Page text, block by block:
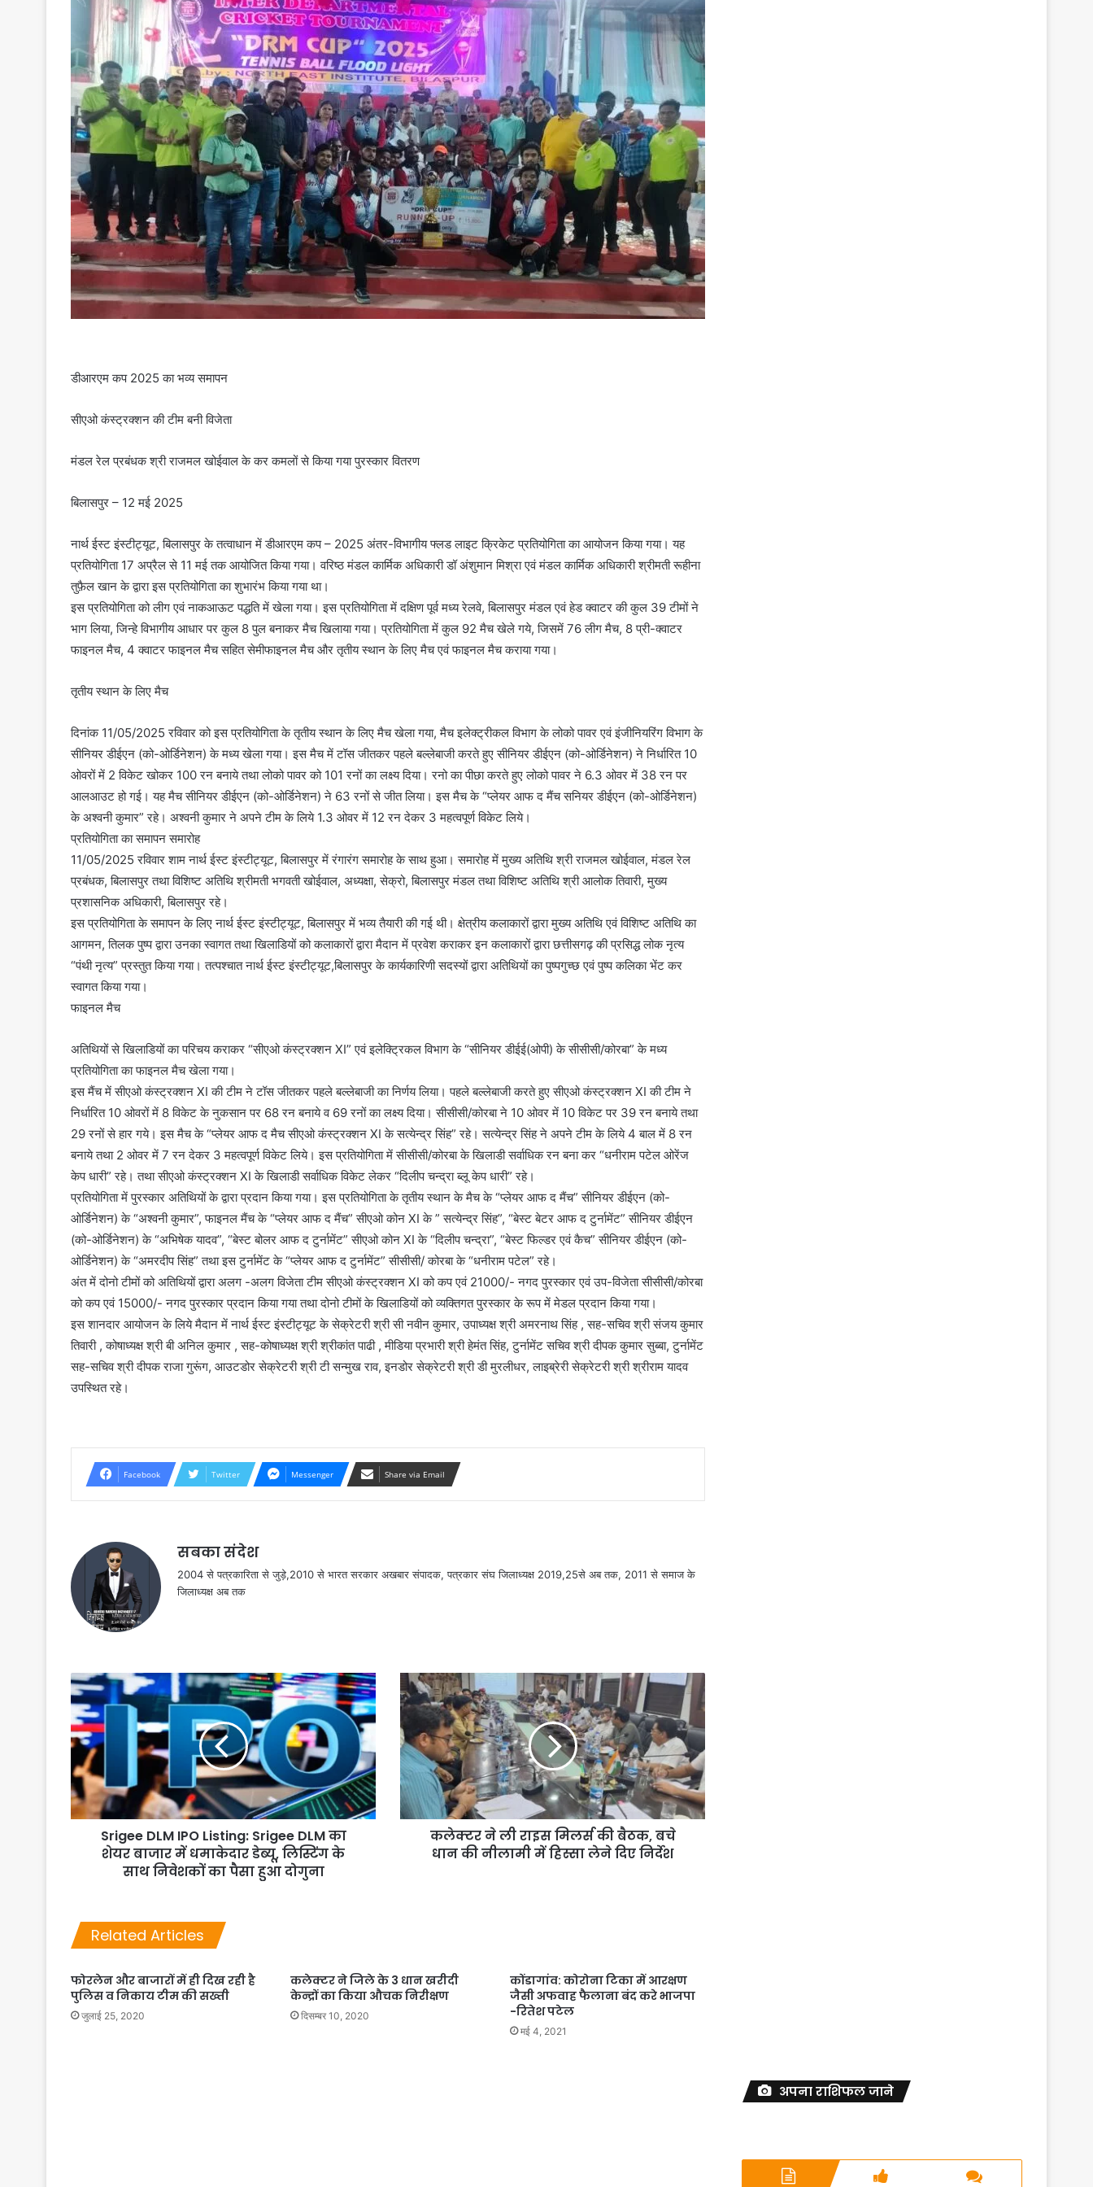
डीआरएम कप 2025 का भव्य समापन
सीएओ कंस्ट्रक्शन की टीम बनी विजेता
मंडल रेल प्रबंधक श्री राजमल खोईवाल के कर कमलों से किया गया पुरस्कार वितरण
बिलासपुर – 12 मई 2025
नार्थ ईस्ट इंस्टीट्यूट, बिलासपुर के तत्वाधान में डीआरएम कप – 2025 अंतर-विभागीय फ्लड लाइट क्रिकेट प्रतियोगिता का आयोजन किया गया। यह
प्रतियोगिता 17 अप्रैल से 11 मई तक आयोजित किया गया। वरिष्ठ मंडल कार्मिक अधिकारी डॉ अंशुमान मिश्रा एवं मंडल कार्मिक अधिकारी श्रीमती रूहीना
तुफ़ैल खान के द्वारा इस प्रतियोगिता का शुभारंभ किया गया था।
इस प्रतियोगिता को लीग एवं नाकआऊट पद्धति में खेला गया। इस प्रतियोगिता में दक्षिण पूर्व मध्य रेलवे, बिलासपुर मंडल एवं हेड क्वाटर की कुल 39 टीमों ने
भाग लिया, जिन्हे विभागीय आधार पर कुल 8 पुल बनाकर मैच खिलाया गया। प्रतियोगिता में कुल 92 मैच खेले गये, जिसमें 76 लीग मैच, 8 प्री-क्वाटर
फाइनल मैच, 4 क्वाटर फाइनल मैच सहित सेमीफाइनल मैच और तृतीय स्थान के लिए मैच एवं फाइनल मैच कराया गया।
तृतीय स्थान के लिए मैच
दिनांक 11/05/2025 रविवार को इस प्रतियोगिता के तृतीय स्थान के लिए मैच खेला गया, मैच इलेक्ट्रीकल विभाग के लोको पावर एवं इंजीनियरिंग विभाग के
सीनियर डीईएन (को-ओर्डिनेशन) के मध्य खेला गया। इस मैच में टॉस जीतकर पहले बल्लेबाजी करते हुए सीनियर डीईएन (को-ओर्डिनेशन) ने निर्धारित 10
ओवरों में 2 विकेट खोकर 100 रन बनाये तथा लोको पावर को 101 रनों का लक्ष्य दिया। रनो का पीछा करते हुए लोको पावर ने 6.3 ओवर में 38 रन पर
आलआउट हो गई। यह मैच सीनियर डीईएन (को-ओर्डिनेशन) ने 63 रनों से जीत लिया। इस मैच के “प्लेयर आफ द मैंच सनियर डीईएन (को-ओर्डिनेशन)
के अश्वनी कुमार” रहे। अश्वनी कुमार ने अपने टीम के लिये 1.3 ओवर में 12 रन देकर 3 महत्वपूर्ण विकेट लिये।
प्रतियोगिता का समापन समारोह
11/05/2025 रविवार शाम नार्थ ईस्ट इंस्टीट्यूट, बिलासपुर में रंगारंग समारोह के साथ हुआ। समारोह में मुख्य अतिथि श्री राजमल खोईवाल, मंडल रेल
प्रबंधक, बिलासपुर तथा विशिष्ट अतिथि श्रीमती भगवती खोईवाल, अध्यक्षा, सेक्रो, बिलासपुर मंडल तथा विशिष्ट अतिथि श्री आलोक तिवारी, मुख्य
प्रशासनिक अधिकारी, बिलासपुर रहे।
इस प्रतियोगिता के समापन के लिए नार्थ ईस्ट इंस्टीट्यूट, बिलासपुर में भव्य तैयारी की गई थी। क्षेत्रीय कलाकारों द्वारा मुख्य अतिथि एवं विशिष्ट अतिथि का
आगमन, तिलक पुष्प द्वारा उनका स्वागत तथा खिलाडियों को कलाकारों द्वारा मैदान में प्रवेश कराकर इन कलाकारों द्वारा छत्तीसगढ़ की प्रसिद्ध लोक नृत्य
“पंथी नृत्य” प्रस्तुत किया गया। तत्पश्चात नार्थ ईस्ट इंस्टीट्यूट,बिलासपुर के कार्यकारिणी सदस्यों द्वारा अतिथियों का पुष्पगुच्छ एवं पुष्प कलिका भेंट कर
स्वागत किया गया।
फाइनल मैच
अतिथियों से खिलाडियों का परिचय कराकर “सीएओ कंस्ट्रक्शन XI” एवं इलेक्ट्रिकल विभाग के “सीनियर डीईई(ओपी) के सीसीसी/कोरबा” के मध्य
प्रतियोगिता का फाइनल मैच खेला गया।
इस मैंच में सीएओ कंस्ट्रक्शन XI की टीम ने टॉस जीतकर पहले बल्लेबाजी का निर्णय लिया। पहले बल्लेबाजी करते हुए सीएओ कंस्ट्रक्शन XI की टीम ने
निर्धारित 10 ओवरों में 8 विकेट के नुकसान पर 68 रन बनाये व 69 रनों का लक्ष्य दिया। सीसीसी/कोरबा ने 10 ओवर में 10 विकेट पर 39 रन बनाये तथा
29 रनों से हार गये। इस मैच के “प्लेयर आफ द मैच सीएओ कंस्ट्रक्शन XI के सत्येन्द्र सिंह” रहे। सत्येन्द्र सिंह ने अपने टीम के लिये 4 बाल में 8 रन
बनाये तथा 2 ओवर में 7 रन देकर 3 महत्वपूर्ण विकेट लिये। इस प्रतियोगिता में सीसीसी/कोरबा के खिलाडी सर्वाधिक रन बना कर “धनीराम पटेल ओरेंज
केप धारी” रहे। तथा सीएओ कंस्ट्रक्शन XI के खिलाडी सर्वाधिक विकेट लेकर “दिलीप चन्द्रा ब्लू केप धारी” रहे।
प्रतियोगिता में पुरस्कार अतिथियों के द्वारा प्रदान किया गया। इस प्रतियोगिता के तृतीय स्थान के मैच के “प्लेयर आफ द मैंच” सीनियर डीईएन (को-
ओर्डिनेशन) के “अश्वनी कुमार”, फाइनल मैंच के “प्लेयर आफ द मैंच” सीएओ कोन XI के ” सत्येन्द्र सिंह”, “बेस्ट बेटर आफ द टुर्नामेंट” सीनियर डीईएन
(को-ओर्डिनेशन) के “अभिषेक यादव”, “बेस्ट बोलर आफ द टुर्नामेंट” सीएओ कोन XI के “दिलीप चन्द्रा”, “बेस्ट फिल्डर एवं कैच” सीनियर डीईएन (को-
ओर्डिनेशन) के “अमरदीप सिंह” तथा इस टुर्नामेंट के “प्लेयर आफ द टुर्नामेंट” सीसीसी/ कोरबा के “धनीराम पटेल” रहे।
अंत में दोनो टीमों को अतिथियों द्वारा अलग -अलग विजेता टीम सीएओ कंस्ट्रक्शन XI को कप एवं 21000/- नगद पुरस्कार एवं उप-विजेता सीसीसी/कोरबा
को कप एवं 15000/- नगद पुरस्कार प्रदान किया गया तथा दोनो टीमों के खिलाडियों को व्यक्तिगत पुरस्कार के रूप में मेडल प्रदान किया गया।
इस शानदार आयोजन के लिये मैदान में नार्थ ईस्ट इंस्टीट्यूट के सेक्रेटरी श्री सी नवीन कुमार, उपाध्यक्ष श्री अमरनाथ सिंह , सह-सचिव श्री संजय कुमार
तिवारी , कोषाध्यक्ष श्री बी अनिल कुमार , सह-कोषाध्यक्ष श्री श्रीकांत पाढी , मीडिया प्रभारी श्री हेमंत सिंह, टुर्नामेंट सचिव श्री दीपक कुमार सुब्बा, टुर्नामेंट
सह-सचिव श्री दीपक राजा गुरूंग, आउटडोर सेक्रेटरी श्री टी सन्मुख राव, इनडोर सेक्रेटरी श्री डी मुरलीधर, लाइब्रेरी सेक्रेटरी श्री श्रीराम यादव
उपस्थित रहे।
Facebook Twitter Messenger Share via Email
सबका संदेश
2004 से पत्रकारिता से जुड़े,2010 से भारत सरकार अखबार संपादक, पत्रकार संघ जिलाध्यक्ष 2019,25से अब तक, 2011 से समाज के
जिलाध्यक्ष अब तक
Srigee DLM IPO Listing: Srigee DLM का
शेयर बाजार में धमाकेदार डेब्यू, लिस्टिंग के
साथ निवेशकों का पैसा हुआ दोगुना
कलेक्टर ने ली राइस मिलर्स की बैठक, बचे
धान की नीलामी में हिस्सा लेने दिए निर्देश
Related Articles
फोरलेन और बाजारों में ही दिख रही है
पुलिस व निकाय टीम की सख्ती
जुलाई 25, 2020
कलेक्टर ने जिले के 3 धान खरीदी
केन्द्रों का किया औचक निरीक्षण
दिसम्बर 10, 2020
कोंडागांव: कोरोना टिका में आरक्षण
जैसी अफवाह फैलाना बंद करे भाजपा
-रितेश पटेल
मई 4, 2021
अपना राशिफल जाने